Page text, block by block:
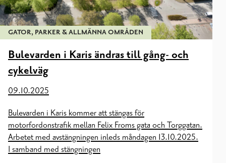
GATOR, PARKER & ALLMÄNNA OMRÅDEN
Bulevarden i Karis ändras till gång- och
cykelväg
09.10.2025
Bulevarden i Karis kommer att stängas för
motorfordonstrafik mellan Felix Froms gata och Torggatan.
Arbetet med avstängningen inleds måndagen 13.10.2025.
I samband med stängningen